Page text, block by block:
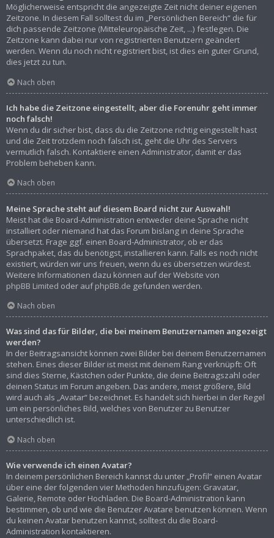
Möglicherweise entspricht die angezeigte Zeit nicht deiner eigenen
Zeitzone. In diesem Fall solltest du im „Persönlichen Bereich“ die für
dich passende Zeitzone (Mitteleuropäische Zeit, ...) festlegen. Die
Zeitzone kann dabei nur von registrierten Benutzern geändert
werden. Wenn du noch nicht registriert bist, ist dies ein guter Grund,
dies jetzt zu tun.
Nach oben
Ich habe die Zeitzone eingestellt, aber die Forenuhr geht immer
noch falsch!
Wenn du dir sicher bist, dass du die Zeitzone richtig eingestellt hast
und die Zeit trotzdem noch falsch ist, geht die Uhr des Servers
vermutlich falsch. Kontaktiere einen Administrator, damit er das
Problem beheben kann.
Nach oben
Meine Sprache steht auf diesem Board nicht zur Auswahl!
Meist hat die Board-Administration entweder deine Sprache nicht
installiert oder niemand hat das Forum bislang in deine Sprache
übersetzt. Frage ggf. einen Board-Administrator, ob er das
Sprachpaket, das du benötigst, installieren kann. Falls es noch nicht
existiert, würden wir uns freuen, wenn du es übersetzen würdest.
Weitere Informationen dazu können auf der Website von
phpBB Limited oder aufphpBB.de gefunden werden.
Nach oben
Was sind das für Bilder, die bei meinem Benutzernamen angezeigt
werden?
In der Beitragsansicht können zwei Bilder bei deinem Benutzernamen
stehen. Eines dieser Bilder ist meist mit deinem Rang verknüpft: Oft
sind dies Sterne, Kästchen oder Punkte, die deine Beitragszahl oder
deinen Status im Forum angeben. Das andere, meist größere, Bild
wird auch als „Avatar“ bezeichnet. Es handelt sich hierbei in der Regel
um ein persönliches Bild, welches von Benutzer zu Benutzer
unterschiedlich ist.
Nach oben
Wie verwende ich einen Avatar?
In deinem persönlichen Bereich kannst du unter „Profil“ einen Avatar
über eine der folgenden vier Methoden hinzufügen: Gravatar,
Galerie, Remote oder Hochladen. Die Board-Administration kann
bestimmen, ob und wie die Benutzer Avatare benutzen können. Wenn
du keinen Avatar benutzen kannst, solltest du die Board-
Administration kontaktieren.